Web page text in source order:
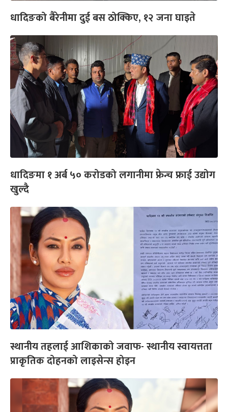
धादिङको बैरेनीमा दुई बस ठोक्किए, १२ जना घाइते
धादिङमा १ अर्ब ५० करोडको लगानीमा फ्रेन्च फ्राई उद्योग
खुल्दै
स्थानीय तहलाई आशिकाको जवाफ- स्थानीय स्वायत्तता
प्राकृतिक दोहनको लाइसेन्स होइन